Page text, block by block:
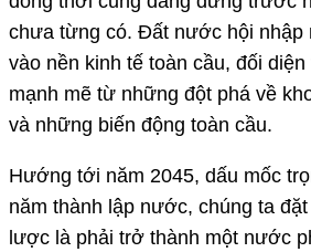
chưa từng có. Đất nước hội nhập
vào nền kinh tế toàn cầu, đối
mạnh mẽ từ những đột phá về
và những biến động toàn cầu.
Hướng tới năm 2045, dấu mốc
năm thành lập nước, chúng ta
lược là phải trở thành một nước